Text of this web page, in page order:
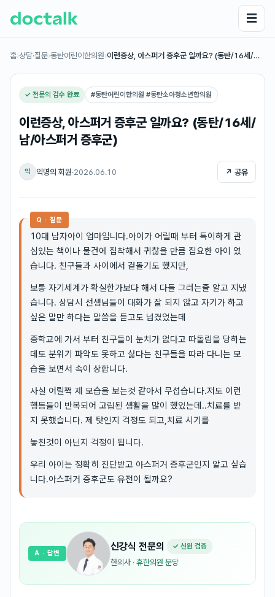
☰
홈›상담·질문›동탄어린이한의원›이런증상, 아스퍼거 증후군 일까요? (동탄/16세/…
✓ 전문의 검수 완료 #동탄어린이한의원 #동탄소아청소년한의원
이런증상, 아스퍼거 증후군 일까요? (동탄/16세/
남/아스퍼거 증후군)
익 익명의 회원·2026.06.10 ↗ 공유
Q · 질문
10대 남자아이 엄마입니다.아이가 어릴때 부터 특이하게 관
심있는 책이나 물건에 집착해서 귀찮을 만큼 집요한 아이 였
습니다. 친구들과 사이에서 겉돌기도 했지만,
보통 자기세계가 확실한가보다 해서 다들 그러는줄 알고 지냈
습니다. 상담시 선생님들이 대화가 잘 되지 않고 자기가 하고
싶은 말만 하다는 말씀을 듣고도 넘겼었는데
중학교에 가서 부터 친구들이 눈치가 없다고 따돌림을 당하는
데도 분위기 파악도 못하고 싫다는 친구들을 따라 다니는 모
습을 보면서 속이 상합니다.
사실 어릴쩍 제 모습을 보는것 같아서 무섭습니다.저도 이런
행동들이 반복되어 고립된 생활을 많이 했었는데..치료를 받
지 못했습니다. 제 탓인지 걱정도 되고,치료 시기를
놓친것이 아닌지 걱정이 됩니다.
우리 아이는 정확히 진단받고 아스퍼거 증후군인지 알고 싶습
니다.아스퍼거 증후군도 유전이 될까요?
신강식 전문의 ✓ 신원 검증
한의사 · 휴한의원 분당
A · 답변